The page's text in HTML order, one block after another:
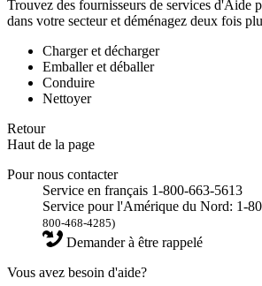
Trouvez des fournisseurs de services d'Aide
dans votre secteur et déménagez deux fois
Charger et décharger
Emballer et déballer
Conduire
Nettoyer
Retour
Haut de la page
Pour nous contacter
Service en français 1-800-663-5613
Service pour l'Amérique du Nord: 1-
800-468-4285)
Demander à être rappelé
Vous avez besoin d'aide?